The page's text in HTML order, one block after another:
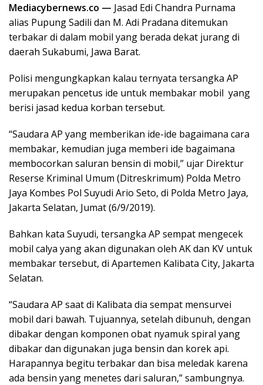
Mediacybernews.co — Jasad Edi Chandra Purnama
alias Pupung Sadili dan M. Adi Pradana ditemukan
terbakar di dalam mobil yang berada dekat jurang di
daerah Sukabumi, Jawa Barat.
Polisi mengungkapkan kalau ternyata tersangka AP
merupakan pencetus ide untuk membakar mobil yang
berisi jasad kedua korban tersebut.
“Saudara AP yang memberikan ide-ide bagaimana cara
membakar, kemudian juga memberi ide bagaimana
membocorkan saluran bensin di mobil,” ujar Direktur
Reserse Kriminal Umum (Ditreskrimum) Polda Metro
Jaya Kombes Pol Suyudi Ario Seto, di Polda Metro Jaya,
Jakarta Selatan, Jumat (6/9/2019).
Bahkan kata Suyudi, tersangka AP sempat mengecek
mobil calya yang akan digunakan oleh AK dan KV untuk
membakar tersebut, di Apartemen Kalibata City, Jakarta
Selatan.
“Saudara AP saat di Kalibata dia sempat mensurvei
mobil dari bawah. Tujuannya, setelah dibunuh, dengan
dibakar dengan komponen obat nyamuk spiral yang
dibakar dan digunakan juga bensin dan korek api.
Harapannya begitu terbakar dan bisa meledak karena
ada bensin yang menetes dari saluran,” sambungnya.